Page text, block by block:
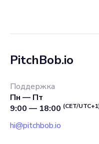
PitchBob.io
Поддержка
Пн — Пт
9:00 — 18:00 (CET/
hi@pitchbob.io